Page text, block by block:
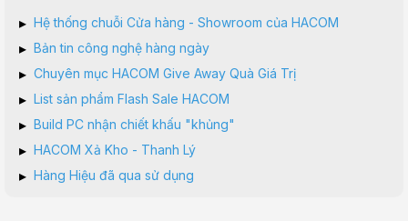
▸ Hệ thống chuỗi Cửa hàng - Showroom của HACOM
▸ Bản tin công nghệ hàng ngày
▸ Chuyên mục HACOM Give Away Quà Giá Trị
▸ List sản phẩm Flash Sale HACOM
▸ Build PC nhận chiết khấu "khủng"
▸ HACOM Xả Kho - Thanh Lý
▸ Hàng Hiệu đã qua sử dụng